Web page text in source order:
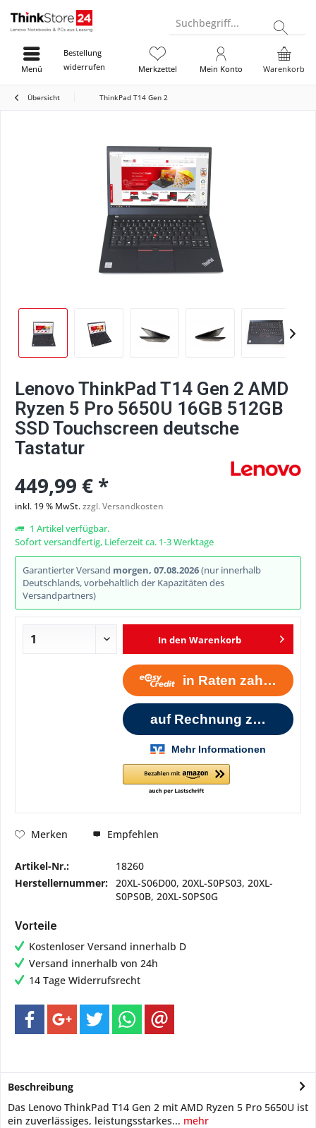
Suchbegriff...
Bestellung
widerrufen
Warenkorb
Merkzettel Mein Konto
Menü
Übersicht ThinkPad T14 Gen 2
Lenovo ThinkPad T14 Gen 2 AMD
Ryzen 5 Pro 5650U 16GB 512GB
SSD Touchscreen deutsche
Tastatur
449,99 € *
inkl. 19 % MwSt.zzgl. Versandkosten
1 Artikel verfügbar.
Sofort versandfertig, Lieferzeit ca. 1-3 Werktage
Garantierter Versand morgen, 07.08.2026(nur innerhalb
Deutschlands, vorbehaltlich der Kapazitäten des
Versandpartners)
In den Warenkorb
Merken Empfehlen
Artikel-Nr.:
18260
Herstellernummer:
20XL-S06D00, 20XL-S0PS03, 20XL-
S0PS0B, 20XL-S0PS0G
Vorteile
Kostenloser Versand innerhalb D
Versand innerhalb von 24h
14 Tage Widerrufsrecht
Beschreibung
Das Lenovo ThinkPad T14 Gen 2 mit AMD Ryzen 5 Pro 5650U ist
ein zuverlässiges, leistungsstarkes... mehr